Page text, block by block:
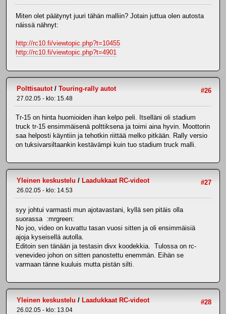
Miten olet päätynyt juuri tähän malliin? Jotain juttua olen autosta
näissä nähnyt:
http://rc10.fi/viewtopic.php?t=10455
http://rc10.fi/viewtopic.php?t=4901
#26
Polttisautot/ Touring-rally autot
27.02.05 - klo: 15.48
Tr-15 on hinta huomioiden ihan kelpo peli. Itselläni oli stadium
truck tr-15 ensimmäisenä polttiksena ja toimi aina hyvin. Moottorin
saa helposti käyntiin ja tehotkin riittää melko pitkään. Rally versio
on tuksivarsiltaankin kestävämpi kuin tuo stadium truck malli.
#27
Yleinen keskustelu / Laadukkaat RC-videot
26.02.05 - klo: 14.53
syy johtui varmasti mun ajotavastani, kyllä sen pitäis olla
suorassa :mrgreen:
No joo, video on kuvattu tasan vuosi sitten ja oli ensimmäisiä
ajoja kyseisellä autolla.
Editoin sen tänään ja testasin divx koodekkia. Tulossa on rc-
venevideo johon on sitten panostettu enemmän. Eihän se
varmaan tänne kuuluis mutta pistän silti.
#28
Yleinen keskustelu / Laadukkaat RC-videot
26.02.05 - klo: 13.04